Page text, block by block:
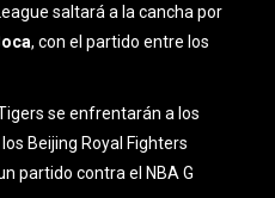
saltará a la cancha por
, con el partido entre los
se enfrentarán a los
Beijing Royal Fighters
partido contra el NBA G